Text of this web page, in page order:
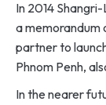
In 2014
a memorandum
partner to
Phnom Penh,
In the nearer